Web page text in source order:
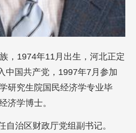
，1974年11月出生，河北正定
中国共产党，1997年7月参加
研究生院国民经济学专业毕
济学博士。
自治区财政厅党组副书记。